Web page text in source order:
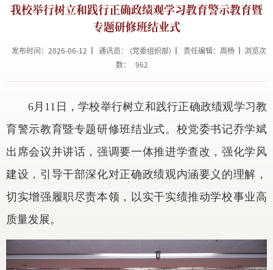
我校举行树立和践行正确政绩观学习教育警示教育暨
专题研修班结业式
发布时间：2026-06-12 通讯员： (党委组织部) 责任编辑：周杨
浏览次
数：
962
6月11日，学校举行树立和践行正确政绩观学习教
育警示教育暨专题研修班结业式。校党委书记乔学斌
出席会议并讲话，强调要一体推进学查改，强化学风
建设，引导干部深化对正确政绩观内涵要义的理解，
切实增强履职尽责本领，以实干实绩推动学校事业高
质量发展。